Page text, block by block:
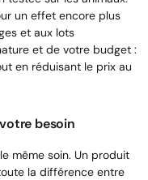
un effet encore plus
et aux lots
et de votre budget :
en réduisant le prix au
besoin
même soin. Un produit
la différence entre